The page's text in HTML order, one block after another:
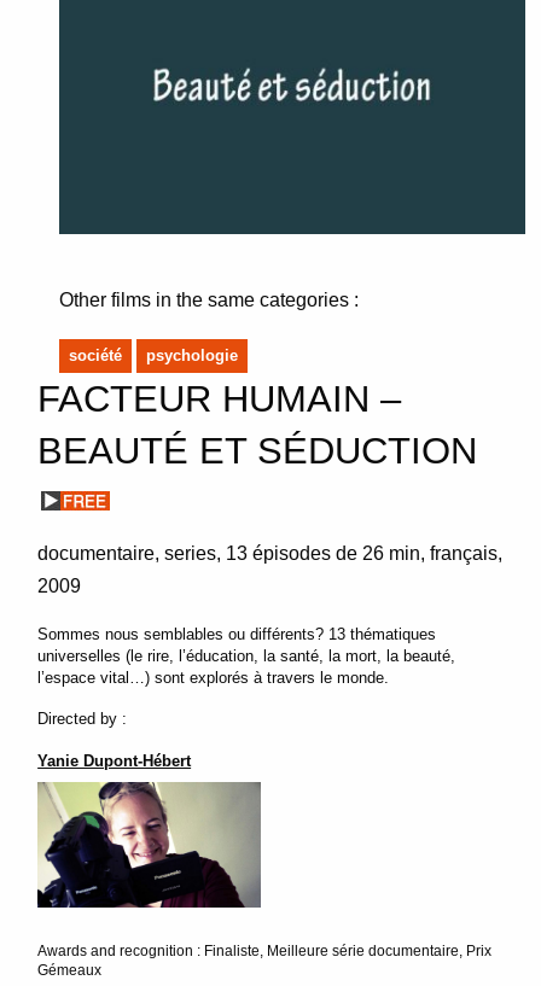
Other films in the same categories :
société psychologie
FACTEUR HUMAIN –
BEAUTÉ ET SÉDUCTION
documentaire series 13 épisodes de 26 min français
2009
Sommes nous semblables ou différents? 13 thématiques
universelles (le rire, l’éducation, la santé, la mort, la beauté,
l’espace vital…) sont explorés à travers le monde.
Directed by :
Yanie Dupont-Hébert
Awards and recognition : Finaliste, Meilleure série documentaire, Prix
Gémeaux